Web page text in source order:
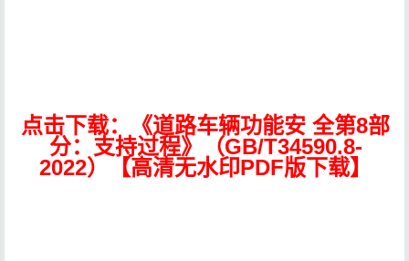
点击下载：《道路车辆功能安 全第8部
分：支持过程》（GB/T34590.8-
2022）【高清无水印PDF版下载】